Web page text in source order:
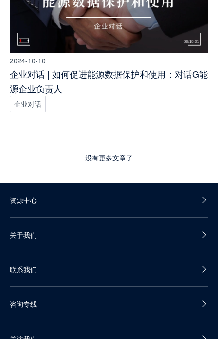
2024-10-10
企业对话 | 如何促进能源数据保护和使用：对话G能
源企业负责人
企业对话
没有更多文章了
资源中心
产品白皮书
关于我们
公司介绍
加入我们
联系我们
销售热线：400-688-5600
咨询专线